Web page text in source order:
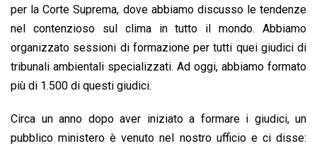
per la Corte Suprema, dove abbiamo discusso le tendenze
nel contenzioso sul clima in tutto il mondo. Abbiamo
organizzato sessioni di formazione per tutti quei giudici di
tribunali ambientali specializzati. Ad oggi, abbiamo formato
più di 1.500 di questi giudici.
Circa un anno dopo aver iniziato a formare i giudici, un
pubblico ministero è venuto nel nostro ufficio e ci disse: